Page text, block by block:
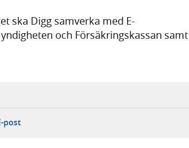
ska Digg samverka med E-
och Försäkringskassan samt
webbplats,
i ny flik, extern webbplats,
post- öppnar din e-postklient,